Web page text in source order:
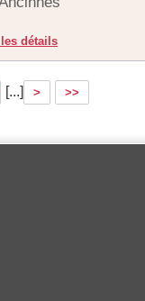
détails
[...] > >>